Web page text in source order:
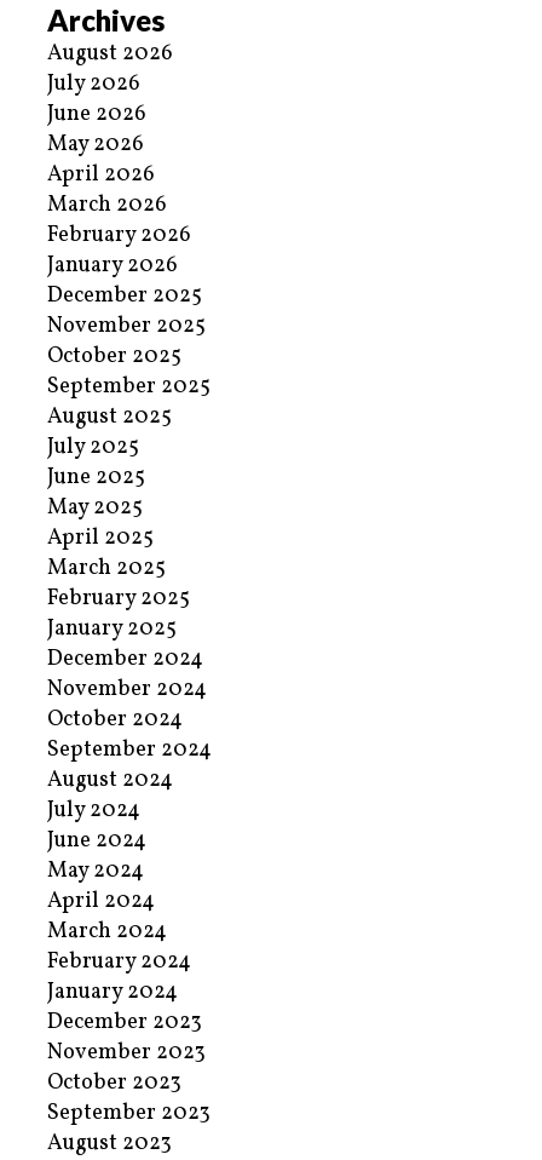
Archives
August 2026
July 2026
June 2026
May 2026
April 2026
March 2026
February 2026
January 2026
December 2025
November 2025
October 2025
September 2025
August 2025
July 2025
June 2025
May 2025
April 2025
March 2025
February 2025
January 2025
December 2024
November 2024
October 2024
September 2024
August 2024
July 2024
June 2024
May 2024
April 2024
March 2024
February 2024
January 2024
December 2023
November 2023
October 2023
September 2023
August 2023